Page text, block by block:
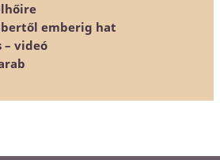
emberig hat
– videó